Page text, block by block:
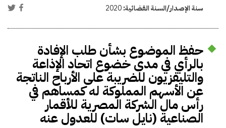
سنة الإصدار/السنة القضائية:2020
حفظ الموضوع بشأن طلب الإفادة
بالرأي في مدى خضوع اتحاد الإذاعة
والتليفزيون للضريبة على الأرباح الناتجة
عن الأسهم المملوكة له كمساهم في
رأس مال الشركة المصرية للأقمار
الصناعية (نايل سات) للعدول عنه